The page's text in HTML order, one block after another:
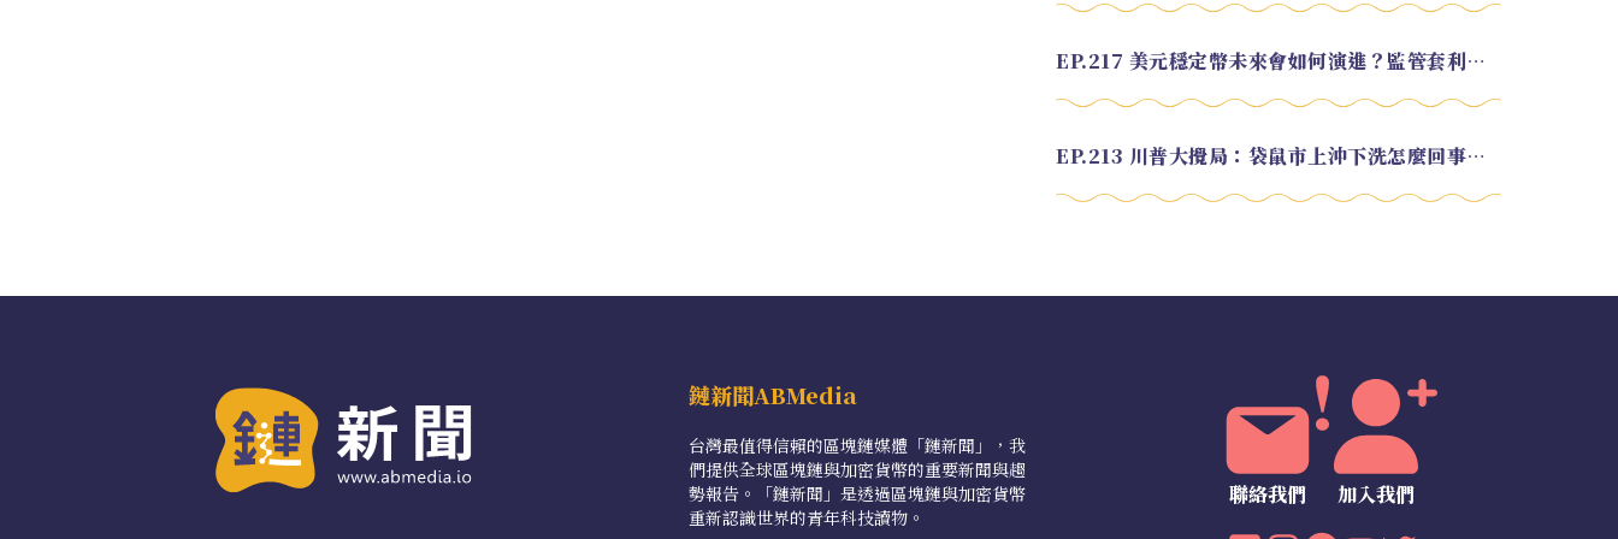
EP.217 美元穩定幣未來會如何演進？監管套利終將收斂？feat. 研究員 余哲安
EP.213 川普大攪局：袋鼠市上沖下洗怎麼回事？feat. Alvin
鏈新聞ABMedia
台灣最值得信賴的區塊鏈媒體「鏈新聞」，我
們提供全球區塊鏈與加密貨幣的重要新聞與趨
勢報告。「鏈新聞」是透過區塊鏈與加密貨幣
重新認識世界的青年科技讀物。
聯絡我們 加入我們